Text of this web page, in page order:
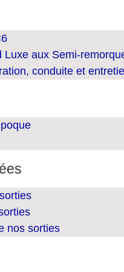
Luxe aux Semi-
conduite et
nos sorties